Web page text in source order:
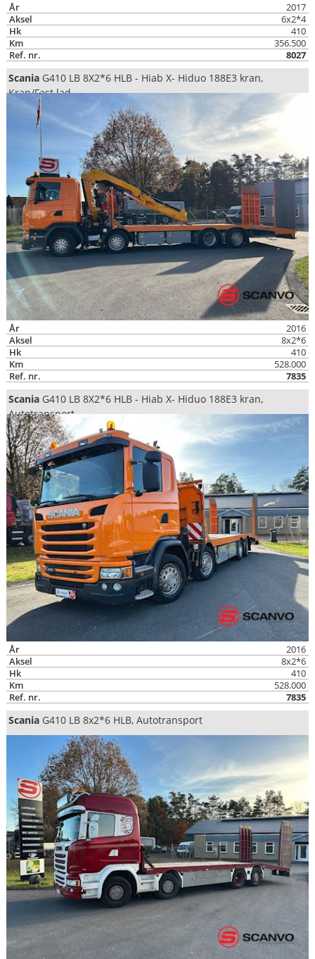
År
2017
Aksel
6x2*4
Hk
410
Km
356.500
Ref. nr.
8027
ScaniaG410 LB 8X2*6 HLB - Hiab X- Hiduo 188E3 kran,
Kran/Fast lad
År
2016
Aksel
8x2*6
Hk
410
Km
528.000
Ref. nr.
7835
ScaniaG410 LB 8X2*6 HLB - Hiab X- Hiduo 188E3 kran,
Autotransport
År
2016
Aksel
8x2*6
Hk
410
Km
528.000
Ref. nr.
7835
ScaniaG410 LB 8x2*6 HLB, Autotransport